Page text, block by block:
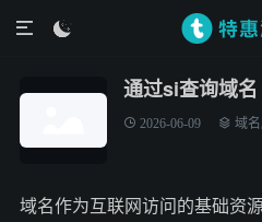

通过si查询域名
2026-06-09 域
域名作为互联网访问的基础资